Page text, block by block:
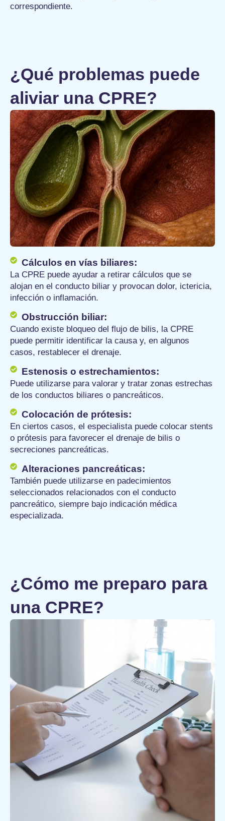
correspondiente.
¿Qué problemas puede
aliviar una CPRE?
Cálculos en vías biliares:
La CPRE puede ayudar a retirar cálculos que se
alojan en el conducto biliar y provocan dolor, ictericia,
infección o inflamación.
Obstrucción biliar:
Cuando existe bloqueo del flujo de bilis, la CPRE
puede permitir identificar la causa y, en algunos
casos, restablecer el drenaje.
Estenosis o estrechamientos:
Puede utilizarse para valorar y tratar zonas estrechas
de los conductos biliares o pancreáticos.
Colocación de prótesis:
En ciertos casos, el especialista puede colocar stents
o prótesis para favorecer el drenaje de bilis o
secreciones pancreáticas.
Alteraciones pancreáticas:
También puede utilizarse en padecimientos
seleccionados relacionados con el conducto
pancreático, siempre bajo indicación médica
especializada.
¿Cómo me preparo para
una CPRE?